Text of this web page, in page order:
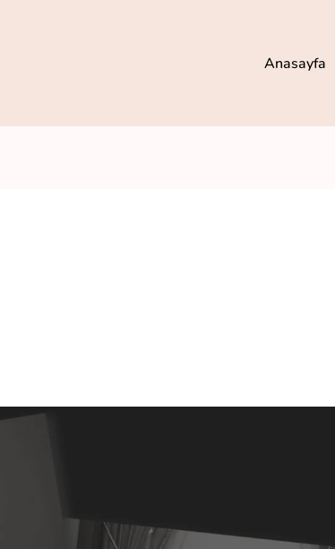
Anasayfa